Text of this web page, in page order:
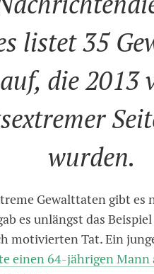
listet 35
auf, die 2013
wurden.
Gewalttaten gibt es
es unlängst das
motivierten Tat. Ein
einen 64-jährigen Mann